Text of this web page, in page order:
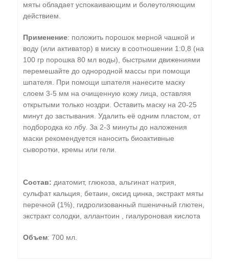
мяты обладает успокаивающим и болеутоляющим
действием.
Применение: положить порошок мерной чашкой и
воду (или активатор) в миску в соотношении 1:0,8 (на
100 гр порошка 80 мл воды), быстрыми движениями
перемешайте до однородной массы при помощи
шпателя. При помощи шпателя нанесите маску
слоем 3-5 мм на очищенную кожу лица, оставляя
открытыми только ноздри. Оставить маску на 20-25
минут до застывания. Удалить её одним пластом, от
подбородка ко лбу. За 2-3 минуты до наложения
маски рекомендуется наносить биоактивные
сыворотки, кремы или гели.
Состав: диатомит, глюкоза, альгинат натрия,
сульфат кальция, бетаин, оксид цинка, экстракт мяты
перечной (1%), гидролизованный пшеничный глютен,
экстракт солодки, аллантоин , гиалуроновая кислота
Объем: 700 мл.